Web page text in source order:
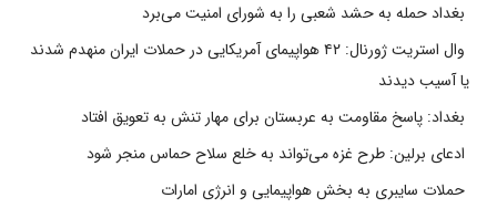
بغداد حمله به حشد شعبی را به شورای امنیت می‌برد
وال استریت ژورنال: ۴۲ هواپیمای آمریکایی در حملات ایران منهدم شدند
یا آسیب دیدند
بغداد: پاسخ مقاومت به عربستان برای مهار تنش به تعویق افتاد
ادعای برلین: طرح غزه می‌تواند به خلع سلاح حماس منجر شود
حملات سایبری به بخش هواپیمایی و انرژی امارات